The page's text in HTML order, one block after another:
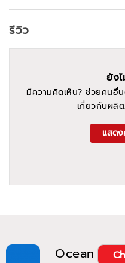
Ocean
รีวิว
ยัง
มีความคิดเห็น? ช่วยคนอื่
เกี่ยวกับผลิ
แสดง